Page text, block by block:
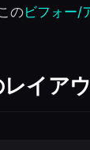
のビフォー/
イア